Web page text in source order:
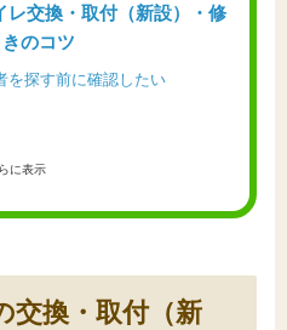
レ交換・取付（新設）・修
のコツ
を探す前に確認したい
に表示
交換・取付（新